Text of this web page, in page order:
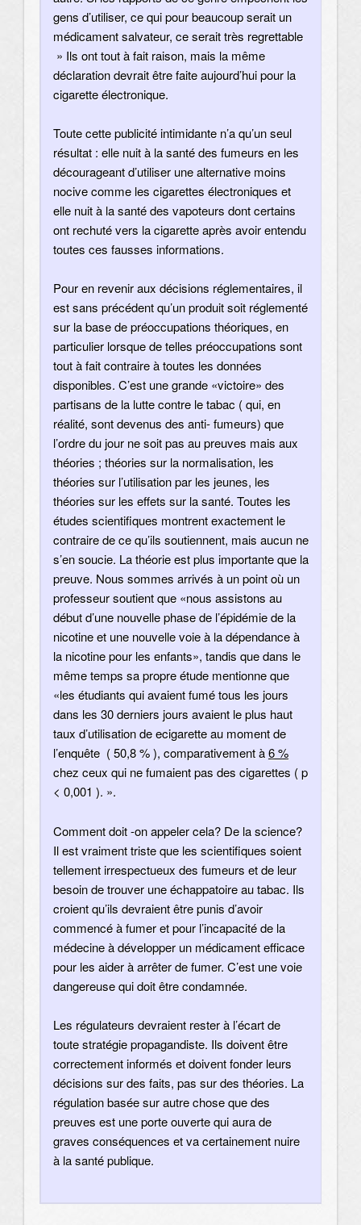
gens d’utiliser, ce qui pour beaucoup serait un
médicament salvateur, ce serait très regrettable
» Ils ont tout à fait raison, mais la même
déclaration devrait être faite aujourd’hui pour la
cigarette électronique.
Toute cette publicité intimidante n’a qu’un seul
résultat : elle nuit à la santé des fumeurs en les
décourageant d’utiliser une alternative moins
nocive comme les cigarettes électroniques et
elle nuit à la santé des vapoteurs dont certains
ont rechuté vers la cigarette après avoir entendu
toutes ces fausses informations.
Pour en revenir aux décisions réglementaires, il
est sans précédent qu’un produit soit réglementé
sur la base de préoccupations théoriques, en
particulier lorsque de telles préoccupations sont
tout à fait contraire à toutes les données
disponibles. C’est une grande «victoire» des
partisans de la lutte contre le tabac ( qui, en
réalité, sont devenus des anti- fumeurs) que
l’ordre du jour ne soit pas au preuves mais aux
théories ; théories sur la normalisation, les
théories sur l’utilisation par les jeunes, les
théories sur les effets sur la santé. Toutes les
études scientifiques montrent exactement le
contraire de ce qu’ils soutiennent, mais aucun ne
s’en soucie. La théorie est plus importante que la
preuve. Nous sommes arrivés à un point où un
professeur soutient que «nous assistons au
début d’une nouvelle phase de l’épidémie de la
nicotine et une nouvelle voie à la dépendance à
la nicotine pour les enfants», tandis que dans le
même temps sa propre étude mentionne que
«les étudiants qui avaient fumé tous les jours
dans les 30 derniers jours avaient le plus haut
taux d’utilisation de ecigarette au moment de
l’enquête ( 50,8 % ), comparativement à6 %
chez ceux qui ne fumaient pas des cigarettes ( p
< 0,001 ). ».
Comment doit -on appeler cela? De la science?
Il est vraiment triste que les scientifiques soient
tellement irrespectueux des fumeurs et de leur
besoin de trouver une échappatoire au tabac. Ils
croient qu’ils devraient être punis d’avoir
commencé à fumer et pour l’incapacité de la
médecine à développer un médicament efficace
pour les aider à arrêter de fumer. C’est une voie
dangereuse qui doit être condamnée.
Les régulateurs devraient rester à l’écart de
toute stratégie propagandiste. Ils doivent être
correctement informés et doivent fonder leurs
décisions sur des faits, pas sur des théories. La
régulation basée sur autre chose que des
preuves est une porte ouverte qui aura de
graves conséquences et va certainement nuire
à la santé publique.